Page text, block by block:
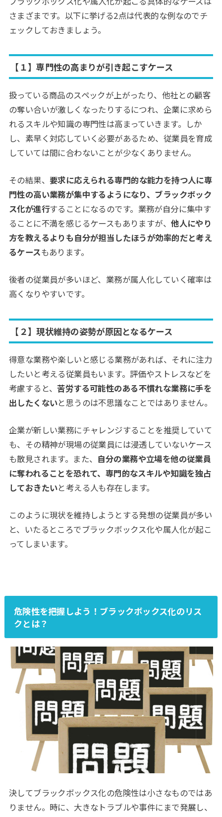
さまざまです。以下に挙げる2点は代表的な例なのでチ
ェックしておきましょう。
【１】専門性の高まりが引き起こすケース
扱っている商品のスペックが上がったり、他社との顧客
の奪い合いが激しくなったりするにつれ、企業に求めら
れるスキルや知識の専門性は高まっていきます。しか
し、素早く対応していく必要があるため、従業員を育成
していては間に合わないことが少なくありません。
その結果、 要求に応えられる専門的な能力を持つ人に専
門性の高い業務が集中するようになり、ブラックボック
ス化が進行することになるのです。業務が自分に集中す
ることに不満を感じるケースもありますが、他人にやり
方を教えるよりも自分が担当したほうが効率的だと考え
るケースもあります。
後者の従業員が多いほど、業務が属人化していく確率は
高くなりやすいです。
【２】現状維持の姿勢が原因となるケース
得意な業務や楽しいと感じる業務があれば、それに注力
したいと考える従業員もいます。評価やストレスなどを
考慮すると、 苦労する可能性のある不慣れな業務に手を
出したくないと思うのは不思議なことではありません。
企業が新しい業務にチャレンジすることを推奨していて
も、その精神が現場の従業員には浸透していないケース
も散見されます。また、 自分の業務や立場を他の従業員
に奪われることを恐れて、専門的なスキルや知識を独占
しておきたいと考える人も存在します。
このように現状を維持しようとする発想の従業員が多い
と、いたるところでブラックボックス化や属人化が起こ
ってしまいます。
危険性を把握しよう！ブラックボックス化のリス
クとは？
決してブラックボックス化の危険性は小さなものではあ
りません。時に、大きなトラブルや事件にまで発展し、